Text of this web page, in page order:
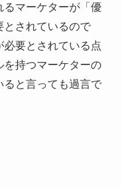
マーケターが「優
とされているので
要とされている点
を持つマーケターの
と言っても過言で